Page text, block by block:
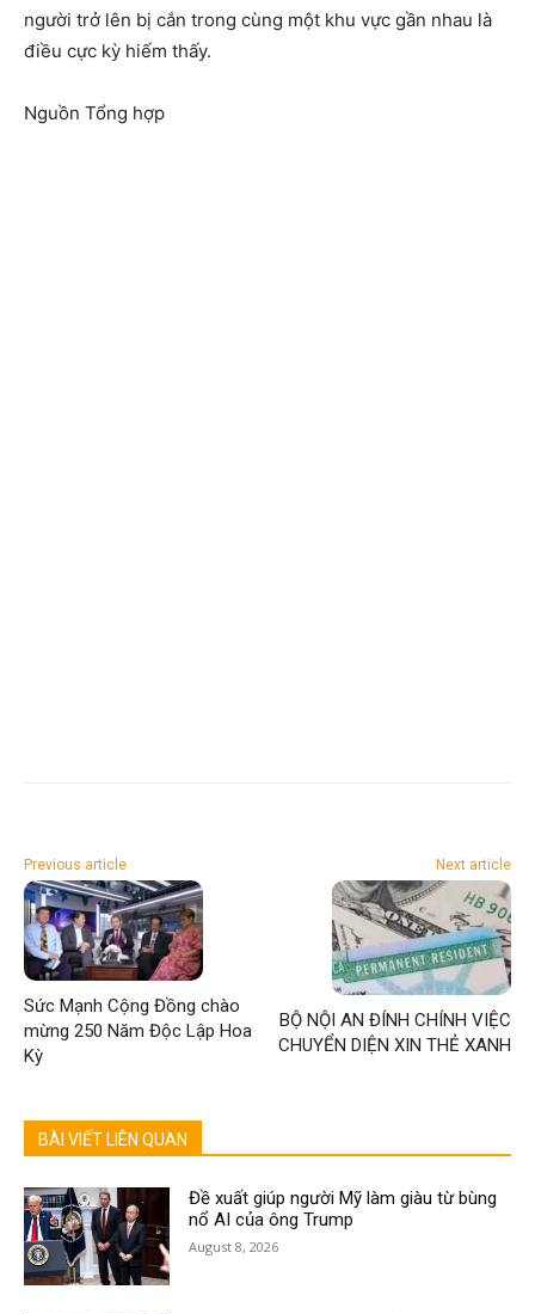
người trở lên bị cắn trong cùng một khu vực gần nhau là
điều cực kỳ hiếm thấy.
Nguồn Tổng hợp
Previous article
Sức Mạnh Cộng Đồng chào
mừng 250 Năm Độc Lập Hoa
Kỳ
Next article
BỘ NỘI AN ĐÍNH CHÍNH VIỆC
CHUYỂN DIỆN XIN THẺ XANH
BÀI VIẾT LIÊN QUAN
Đề xuất giúp người Mỹ làm giàu từ bùng
nổ AI của ông Trump
August 8, 2026